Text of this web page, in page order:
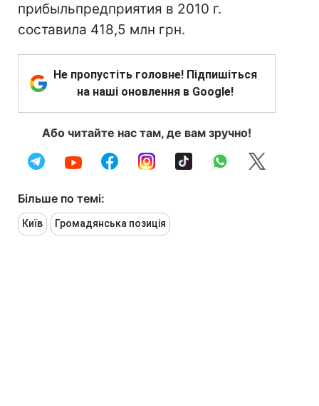
прибыльпредприятия в 2010 г.
составила 418,5 млн грн.
Не пропустіть головне! Підпишіться
на наші оновлення в Google!
Або читайте нас там, де вам зручно!
Більше по темі:
Київ Громадянська позиція